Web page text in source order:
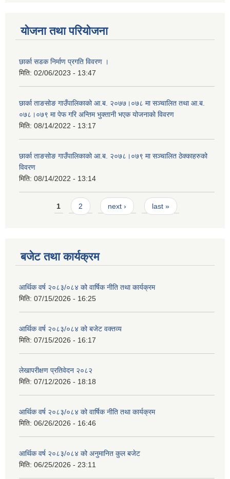
योजना तथा परियोजना
छार्का सडक निर्माण प्रगति विवरण ।
मिति: 02/06/2023 - 13:47
छार्का ताङसोङ गाउँपालिकाको आ.ब. २०७७।०७८ मा सञ्चालित तथा आ.ब.
०७८।०७९ मा पेफ गरि अन्तिम भुक्तानी भएक योजनाको विवरण
मिति: 08/14/2022 - 13:17
छार्का ताङसोङ गाउँपालिकाको आ.ब. २०७८।०७९ मा सञ्चालित ठेक्काहरुको
विवरण
मिति: 08/14/2022 - 13:14
Pages1 2 next › last »
बजेट तथा कार्यक्रम
आर्थिक वर्ष २०८३/०८४ को वार्षिक नीति तथा कार्यक्रम
मिति: 07/15/2026 - 16:25
आर्थिक वर्ष २०८३/०८४ को बजेट वक्तव्य
मिति: 07/15/2026 - 16:17
लेखापरीक्षण प्रतिवेदन २०८२
मिति: 07/12/2026 - 18:18
आर्थिक वर्ष २०८३/०८४ को वार्षिक नीति तथा कार्यक्रम
मिति: 06/26/2026 - 16:46
आर्थिक वर्ष २०८३/०८४ को अनुमानित कुल बजेट
मिति: 06/25/2026 - 23:11